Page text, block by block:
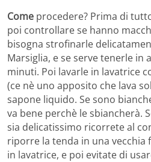
Come procedere? Prima di
poi controllare se hanno
bisogna strofinarle
Marsiglia, e se serve tenerle in
minuti. Poi lavarle in lavatrice
(ce nè uno apposito che lava
sapone liquido. Se sono
va bene perchè le sbiancherà.
sia delicatissimo ricorrete al
riporre la tenda in una vecchia
in lavatrice, e poi evitate di